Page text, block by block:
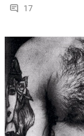
17